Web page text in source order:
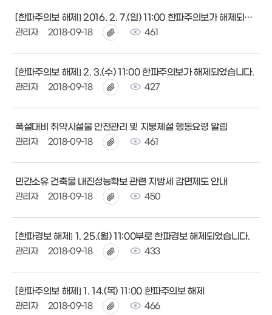
[한파주의보 해제] 2016. 2. 7.(일) 11:00 한파주의보가 해제되었습니다.
관리자 2018-09-18 461
[한파주의보 해제] 2. 3.(수) 11:00 한파주의보가 해제되었습니다.
관리자 2018-09-18 427
폭설대비 취약시설물 안전관리 및 지붕제설 행동요령 알림
관리자 2018-09-18 461
민간소유 건축물 내진성능확보 관련 지방세 감면제도 안내
관리자 2018-09-18 450
[한파경보 해제] 1. 25.(월) 11:00부로 한파경보 해제되었습니다.
관리자 2018-09-18 433
[한파주의보 해제] 1. 14.(목) 11:00 한파주의보 해제
관리자 2018-09-18 466